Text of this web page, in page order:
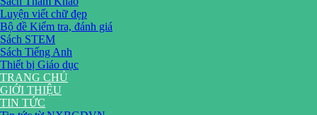
Luyện viết chữ đẹp
Bộ đề Kiểm tra, đánh giá
Sách STEM
Sách Tiếng Anh
Thiết bị Giáo dục
TRANG CHỦ
GIỚI THIỆU
TIN TỨC